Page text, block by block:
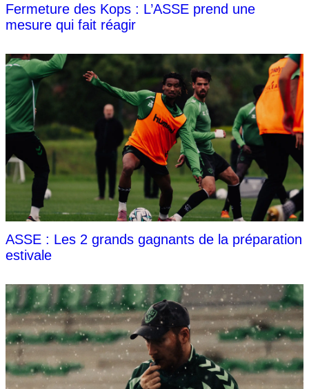
Fermeture des Kops : L’ASSE prend une
mesure qui fait réagir
ASSE : Les 2 grands gagnants de la préparation
estivale